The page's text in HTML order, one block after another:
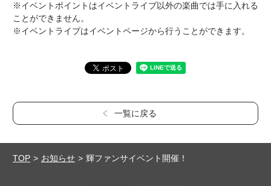
※イベントポイントはイベントライブ以外の楽曲では手に入れる
ことができません。
※イベントライブはイベントページから行うことができます。
一覧に戻る
TOP お知らせ 輝ファンサイベント開催！